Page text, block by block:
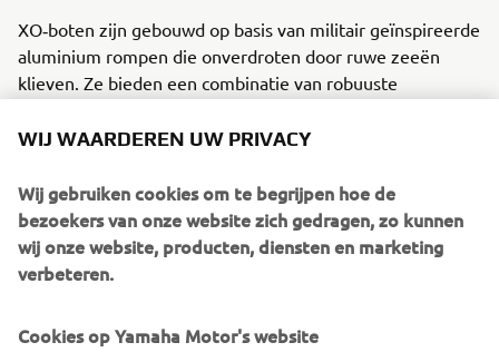
XO‑boten zijn gebouwd op basis van militair geïnspireerde
aluminium rompen die onverdroten door ruwe zeeën
klieven. Ze bieden een combinatie van robuuste
responsieve prestaties en doordacht ontworpen interieurs
modellen en crossovers die uitblinken in uitdagende
omstandigheden, ideaal voor ontdekkingstochten,
personenvervoer en avonturiers in alle seizoenen. XO
geeft watersporters die behoefte hebben aan
precies wat ze wensen, met een vleugje luxe en verfijnd
comfort aan boord.
WIJ WAARDEREN UW PRIVACY
Wij gebruiken cookies om te begrijpen hoe de
bezoekers van onze website zich gedragen, zo kunnen
wij onze website, producten, diensten en marketing
verbeteren.
Cookies op Yamaha Motor's website